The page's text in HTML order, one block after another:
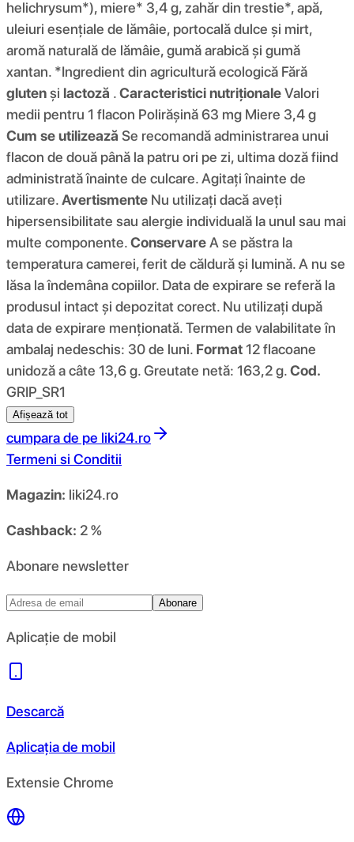
helichrysum*), miere* 3,4 g, zahăr din trestie*, apă,
uleiuri esențiale de lămâie, portocală dulce și mirt,
aromă naturală de lămâie, gumă arabică și gumă
xantan. *Ingredient din agricultură ecologică Fără
glutenși lactoză .Caracteristici nutriționaleValori
medii pentru 1 flacon Polirășină 63 mg Miere 3,4 g
Cum se utilizează Se recomandă administrarea unui
flacon de două până la patru ori pe zi, ultima doză fiind
administrată înainte de culcare. Agitați înainte de
utilizare.Avertismente Nu utilizați dacă aveți
hipersensibilitate sau alergie individuală la unul sau mai
multe componente.ConservareA se păstra la
temperatura camerei, ferit de căldură și lumină. A nu se
lăsa la îndemâna copiilor. Data de expirare se referă la
produsul intact și depozitat corect. Nu utilizați după
data de expirare menționată. Termen de valabilitate în
ambalaj nedeschis: 30 de luni. Format12 flacoane
unidoză a câte 13,6 g. Greutate netă: 163,2 g.Cod.
GRIP_SR1
Afișează tot
cumpara de pe liki24.ro
Termeni si Conditii
Magazin: liki24.ro
Cashback: 2 %
Abonare newsletter
Abonare
Aplicație de mobil
Descarcă
Aplicația de mobil
Extensie Chrome